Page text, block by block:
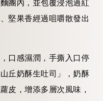
團內，並包覆浸泡過紅
堅果香經過咀嚼散發出
口感濕潤，手撕入口停
丘奶酥生吐司」，奶酥
皮，增添多層次風味，